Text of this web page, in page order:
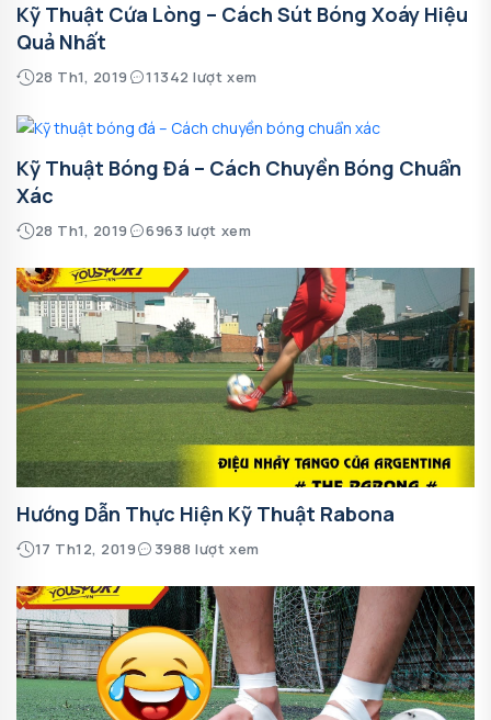
Kỹ Thuật Cứa Lòng – Cách Sút Bóng Xoáy Hiệu
Quả Nhất
28 Th1, 2019 11342 lượt xem
Kỹ Thuật Bóng Đá – Cách Chuyền Bóng Chuẩn
Xác
28 Th1, 2019 6963 lượt xem
Hướng Dẫn Thực Hiện Kỹ Thuật Rabona
17 Th12, 2019 3988 lượt xem